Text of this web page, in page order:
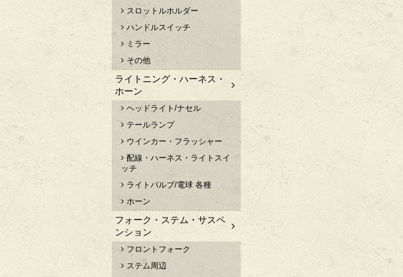
スロットルホルダー
ハンドルスイッチ
ミラー
その他
ライトニング・ハーネス・
ホーン
ヘッドライト/ナセル
テールランプ
ウインカー・フラッシャー
配線・ハーネス・ライトスイ
ッチ
ライトバルブ/電球 各種
ホーン
フォーク・ステム・サスペ
ンション
フロントフォーク
ステム周辺